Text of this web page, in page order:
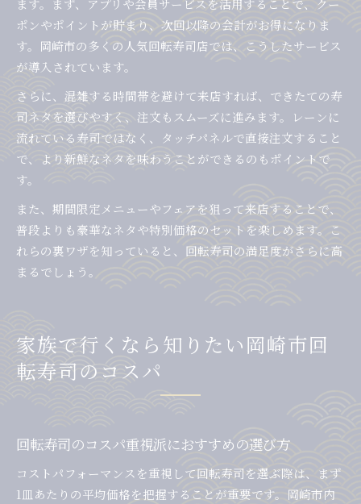
ます。まず、アプリや会員サービスを活用することで、クー
ポンやポイントが貯まり、次回以降の会計がお得になりま
す。岡崎市の多くの人気回転寿司店では、こうしたサービス
が導入されています。
さらに、混雑する時間帯を避けて来店すれば、できたての寿
司ネタを選びやすく、注文もスムーズに進みます。レーンに
流れている寿司ではなく、タッチパネルで直接注文すること
で、より新鮮なネタを味わうことができるのもポイントで
す。
また、期間限定メニューやフェアを狙って来店することで、
普段よりも豪華なネタや特別価格のセットを楽しめます。こ
れらの裏ワザを知っていると、回転寿司の満足度がさらに高
まるでしょう。
家族で行くなら知りたい岡崎市回
転寿司のコスパ
回転寿司のコスパ重視派におすすめの選び方
コストパフォーマンスを重視して回転寿司を選ぶ際は、まず
1皿あたりの平均価格を把握することが重要です。岡崎市内